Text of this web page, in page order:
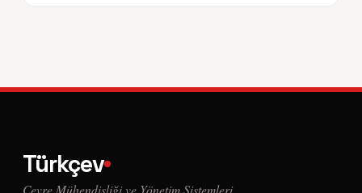
Türkçev
Çevre Mühendisliği ve Yönetim Sistemleri